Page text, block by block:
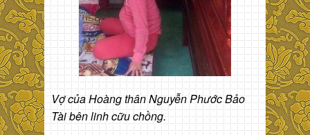
Vợ của Hoàng thân Nguyễn Phước Bảo
Tài bên linh cữu chồng.